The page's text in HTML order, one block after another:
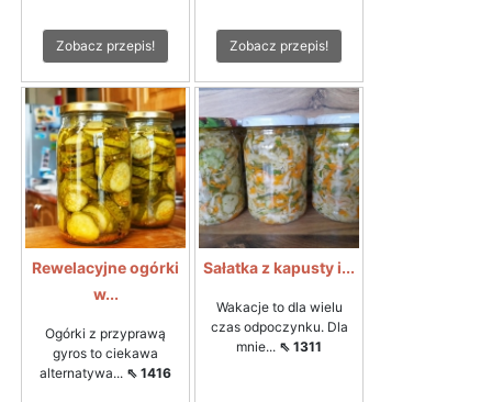
Zobacz przepis! Zobacz przepis!
Rewelacyjne ogórki
w...
Ogórki z przyprawą
gyros to ciekawa
alternatywa... ⇖ 1416
Sałatka z kapusty i...
Wakacje to dla wielu
czas odpoczynku. Dla
mnie... ⇖ 1311